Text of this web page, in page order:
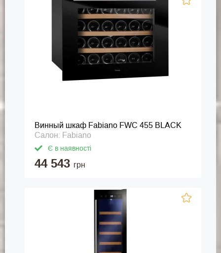
Винный шкаф Fabiano FWC 455 BLACK
Салон: Fabiano
Є в наявності
44 543 грн